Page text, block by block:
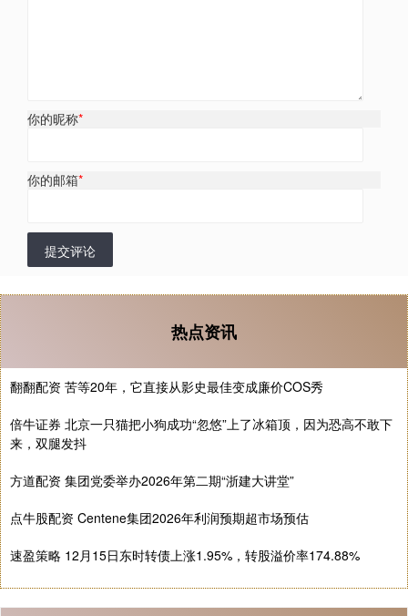
你的昵称*
你的邮箱*
提交评论
热点资讯
翻翻配资 苦等20年，它直接从影史最佳变成廉价COS秀
倍牛证券 北京一只猫把小狗成功“忽悠”上了冰箱顶，因为恐高不敢下
来，双腿发抖
方道配资 集团党委举办2026年第二期“浙建大讲堂”
点牛股配资 Centene集团2026年利润预期超市场预估
速盈策略 12月15日东时转债上涨1.95%，转股溢价率174.88%